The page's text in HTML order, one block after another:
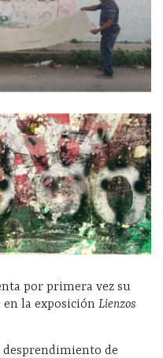
por primera vez su
en la exposición Lienzos
desprendimiento de